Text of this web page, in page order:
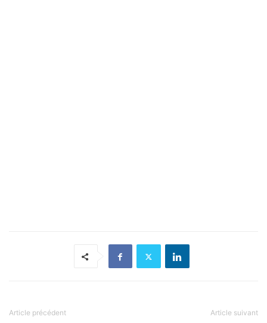
Article précédent Article suivant